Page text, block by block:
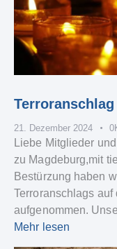
21. Dezember 2024 0
Liebe Mitglieder
zu Magdeburg,mit
Bestürzung haben
Terroranschlags
aufgenommen.
Mehr lesen